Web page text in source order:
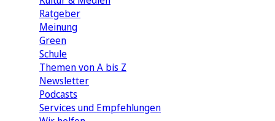
Ratgeber
Meinung
Green
Schule
Themen von A bis Z
Newsletter
Podcasts
Services und Empfehlungen